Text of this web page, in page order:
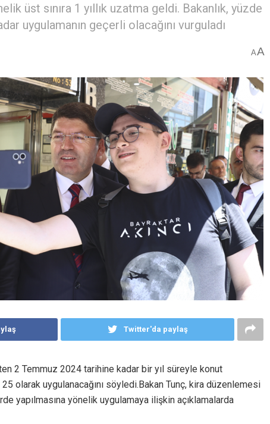
üst sınıra 1 yıllık uzatma geldi. Bakanlık, yüzde
uygulamanın geçerli olacağını vurguladı
AA
Twitter'da paylaş
2 Temmuz 2024 tarihine kadar bir yıl süreyle konut
25 olarak uygulanacağını söyledi.Bakan Tunç, kira düzenlemesi
yapılmasına yönelik uygulamaya ilişkin açıklamalarda